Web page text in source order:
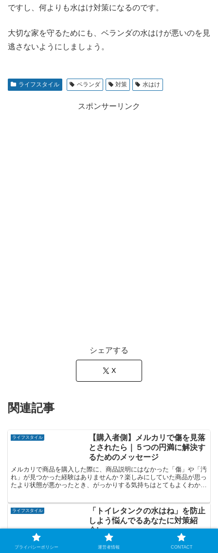
ですし、何よりも水はけ対策になるのです。
大切な家を守るためにも、ベランダの水はけが悪いのを見
逃さないようにしましょう。
ライフスタイル ベランダ 対策 水はけ
スポンサーリンク
シェアする
X
関連記事
ライフスタイル
【購入者側】メルカリで傷を見落
とされたら｜５つの円満に解決す
るためのメッセージ
メルカリで商品を購入した際に、商品説明にはなかった「傷」や「汚
れ」が見つかった経験はありませんか？楽しみにしていた商品が思っ
たより状態が悪かったとき、がっかりする気持ちはとてもよくわかり
ライフスタイル
「トイレタンクの水はね」を防止
しよう悩んでるあなたに対策紹
介!
トイレタンクの水はねを防止でムカついているあなたへのアイディア
です
プライバシーポリシー 運営者情報 CONTACT